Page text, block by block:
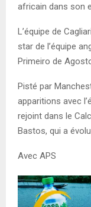
africain dans son
L’équipe de
star de l’équipe
Primeiro de
Pisté par
apparitions avec
rejoint dans le
Bastos, qui a
Avec APS